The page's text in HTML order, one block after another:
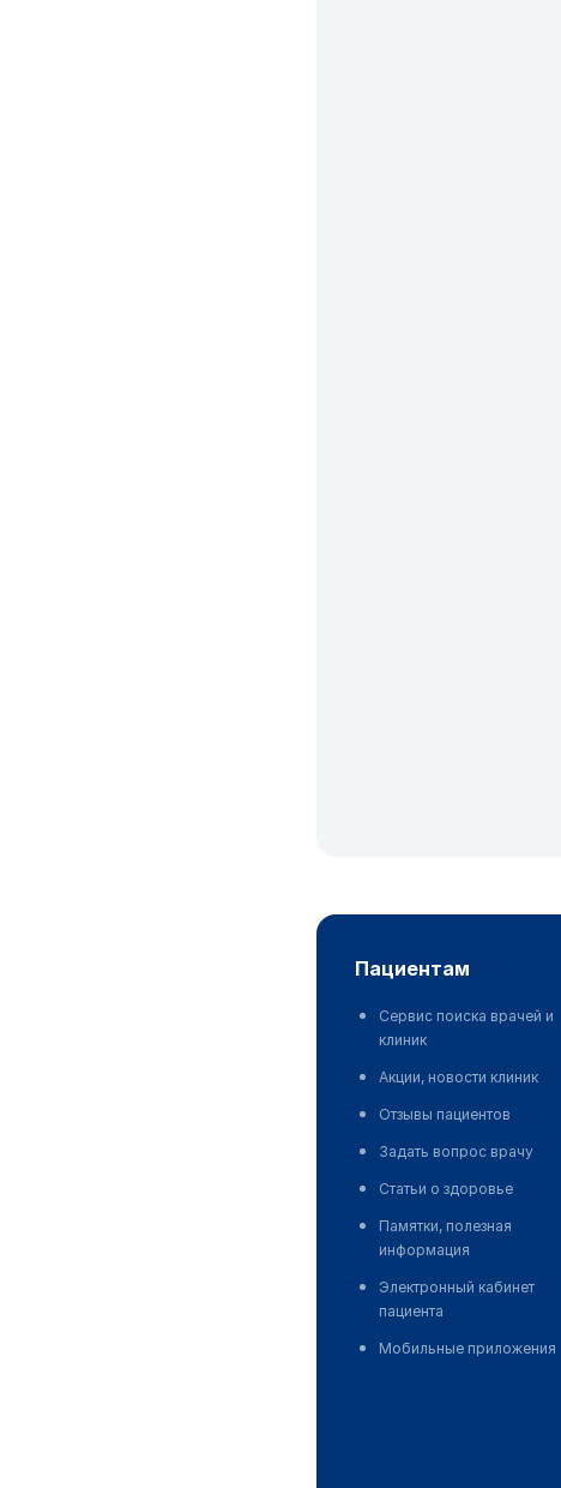
пациентам
Сервис поиска врачей и
клиник
Акции, новости клиник
Отзывы пациентов
Задать вопрос врачу
Статьи о здоровье
Памятки, полезная
информация
Электронный кабинет
пациента
Мобильные приложения